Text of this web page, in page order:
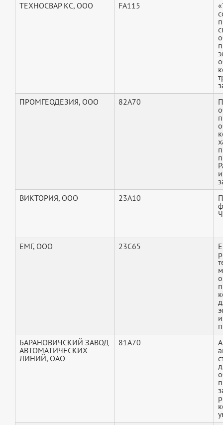
ТЕХНОСВАР КС, ООО
FA115
ПРОМГЕОДЕЗИЯ, ООО
82A70
ВИКТОРИЯ, ООО
23A10
ЕМГ, ООО 23C65
БАРАНОВИЧСКИЙ ЗАВОД
АВТОМАТИЧЕСКИХ
ЛИНИЙ, ОАО
81A70